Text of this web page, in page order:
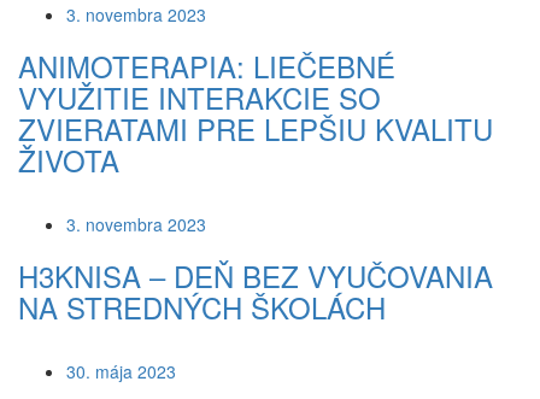
3. novembra 2023
ANIMOTERAPIA: LIEČEBNÉ
VYUŽITIE INTERAKCIE SO
ZVIERATAMI PRE LEPŠIU KVALITU
ŽIVOTA
3. novembra 2023
H3KNISA – DEŇ BEZ VYUČOVANIA
NA STREDNÝCH ŠKOLÁCH
30. mája 2023